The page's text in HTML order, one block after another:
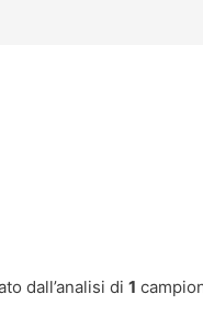
dall’analisi di1